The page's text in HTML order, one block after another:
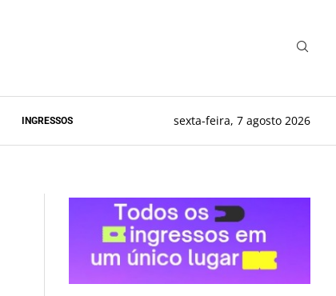
INGRESSOS sexta-feira, 7 agosto 2026